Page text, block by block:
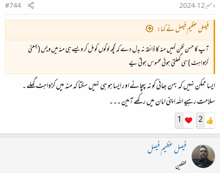
دسمبر 12، 2024
#744
فیصل عظیم فیصل نے کہا:
آپ کا حسن ظن کہیں منہ کا ذائقہ نہ بدل دے کہ کچھ لوگوں کو مل کر ویسے ہی منہ میں ویس (بمعنی
کڑواہٹ ) سی گھلتی ہوئی محسوس ہوتی یے
ایسا ممکن نہیں کہ بہن بھائی کو نہ پہچانے اور ایسا ہو ہی نہیں سکتا کہ منہ میں کڑواہٹ گھلے ۔
سلامت رہیے اللہ اپنی امان میں رکھے آمین ۔۔۔
2
1
فیصل عظیم فیصل
محفلین